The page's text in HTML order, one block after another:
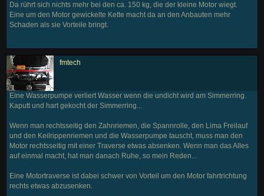
Da rührt sich nichts mehr bei den ca. 150 kg, die der kleine Motor wiegt.
Eine um den Motor gewickelte Kette macht da an den Anbauten mehr
Schaden als sie Vorteile bringt.
fmtech
Eine Wasserpumpe verliert Wasser wenn die undicht wird am Simmerring.
Kaputt und hart gekocht der Simmerring...
Wenn man rechtsseitig den Zahnriemen, die Spannrolle, den Lima Freilauf
und den Keilrippenriemen und die Wasserpumpe tauscht, muss man den
Motor rechtsseitig mit einer Traverse etwas absenken. Wenn man das Alles
auf einmal macht, hat man danach Ruhe, so mein Reden...
Eine Motortraverse ist dabei schwer von Vorteil um den Motor fahrtrichtung
rechts etwas abzusenken.